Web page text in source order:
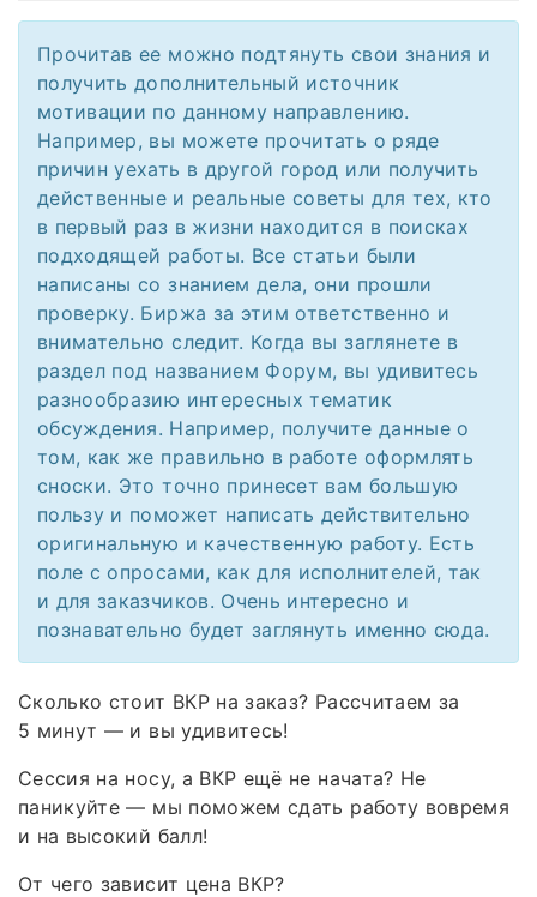
Прочитав ее можно подтянуть свои знания и
получить дополнительный источник
мотивации по данному направлению.
Например, вы можете прочитать о ряде
причин уехать в другой город или получить
действенные и реальные советы для тех, кто
в первый раз в жизни находится в поисках
подходящей работы. Все статьи были
написаны со знанием дела, они прошли
проверку. Биржа за этим ответственно и
внимательно следит. Когда вы заглянете в
раздел под названием Форум, вы удивитесь
разнообразию интересных тематик
обсуждения. Например, получите данные о
том, как же правильно в работе оформлять
сноски. Это точно принесет вам большую
пользу и поможет написать действительно
оригинальную и качественную работу. Есть
поле с опросами, как для исполнителей, так
и для заказчиков. Очень интересно и
познавательно будет заглянуть именно сюда.
Сколько стоит ВКР на заказ? Рассчитаем за
5 минут — и вы удивитесь!
Сессия на носу, а ВКР ещё не начата? Не
паникуйте — мы поможем сдать работу вовремя
и на высокий балл!
От чего зависит цена ВКР?